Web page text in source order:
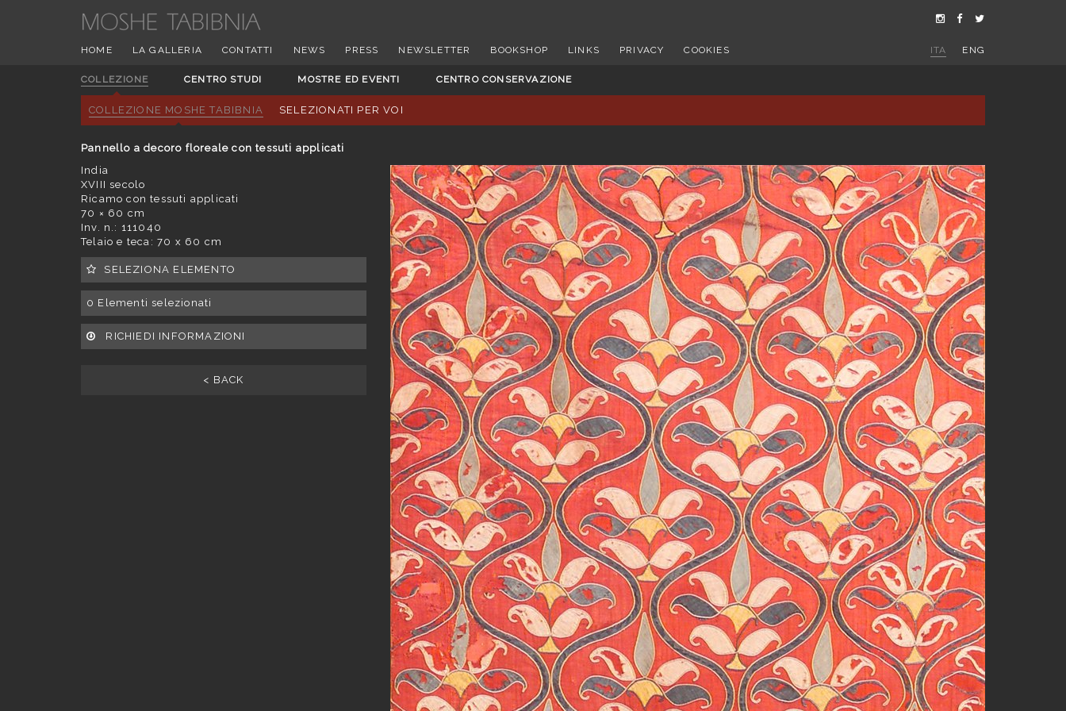
HOME LA GALLERIA CONTATTI NEWS PRESS NEWSLETTER BOOKSHOP LINKS PRIVACY COOKIES ITA ENG
COLLEZIONE CENTRO STUDI MOSTRE ED EVENTI CENTRO CONSERVAZIONE
COLLEZIONE MOSHE TABIBNIA SELEZIONATI PER VOI
Pannello a decoro floreale con tessuti applicati
India
XVIII secolo
Ricamo con tessuti applicati
70 × 60 cm
Inv. n.: 111040
Telaio e teca: 70 x 60 cm
SELEZIONA ELEMENTO
0 Elementi selezionati
RICHIEDI INFORMAZIONI
< BACK